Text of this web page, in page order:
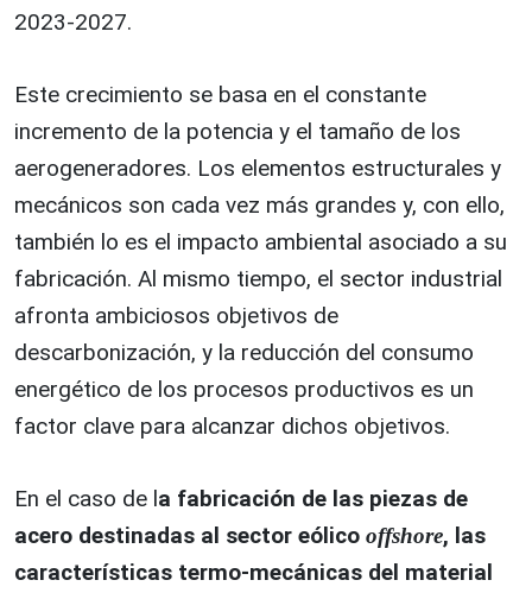
2023-2027.
Este crecimiento se basa en el constante
incremento de la potencia y el tamaño de los
aerogeneradores. Los elementos estructurales y
mecánicos son cada vez más grandes y, con ello,
también lo es el impacto ambiental asociado a su
fabricación. Al mismo tiempo, el sector industrial
afronta ambiciosos objetivos de
descarbonización, y la reducción del consumo
energético de los procesos productivos es un
factor clave para alcanzar dichos objetivos.
En el caso de la fabricación de las piezas de
acero destinadas al sector eólico offshore, las
características termo-mecánicas del material